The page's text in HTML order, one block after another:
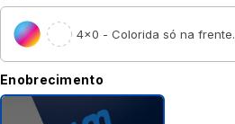
4×0 - Colorida só na frente.
Enobrecimento